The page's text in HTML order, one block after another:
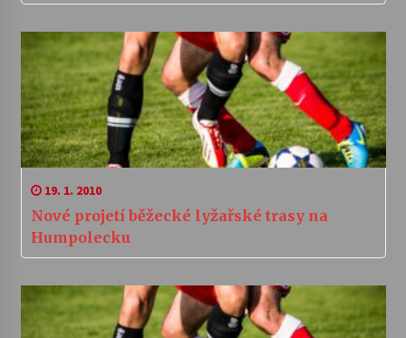
19. 1. 2010
Nové projetí běžecké lyžařské trasy na
Humpolecku